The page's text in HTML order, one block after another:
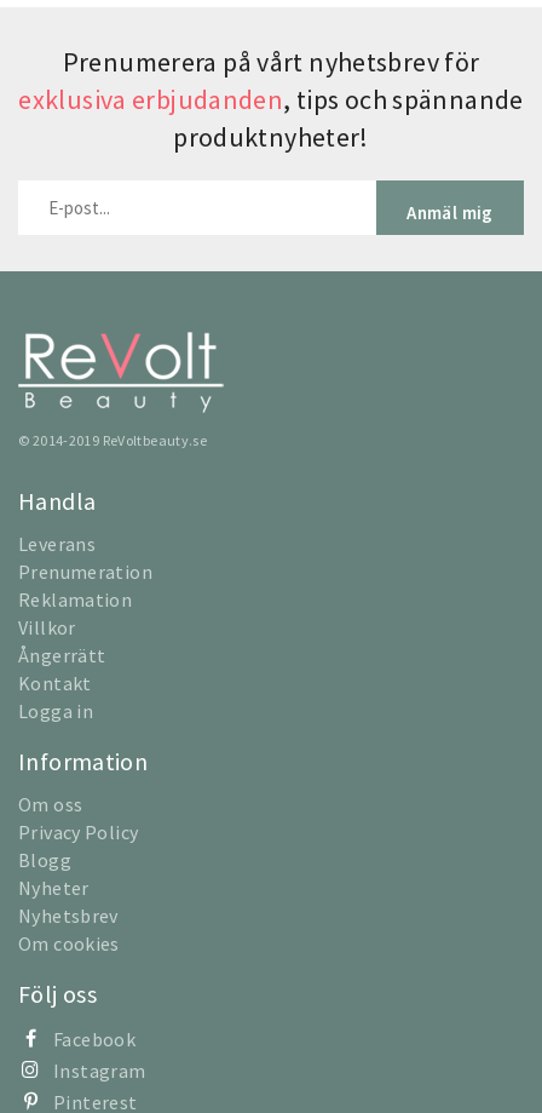
Prenumerera på vårt nyhetsbrev för
exklusiva erbjudanden, tips och spännande
produktnyheter!
Anmäl mig
© 2014-2019 ReVoltbeauty.se
Handla
Leverans
Prenumeration
Reklamation
Villkor
Ångerrätt
Kontakt
Logga in
Information
Om oss
Privacy Policy
Blogg
Nyheter
Nyhetsbrev
Om cookies
Följ oss
Facebook
Instagram
Pinterest